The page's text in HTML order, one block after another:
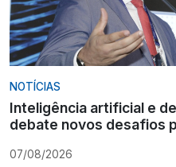
NOTÍCIAS
Inteligência artificial e
debate novos desafios
07/08/2026